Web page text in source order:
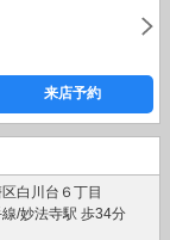
来店予約
白川台６丁目
/妙法寺駅 歩34分